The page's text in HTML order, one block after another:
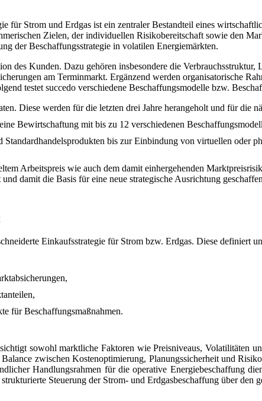
für Strom und Erdgas ist ein zentraler Bestandteil eines
Zielen, der individuellen Risikobereitschaft sowie den
der Beschaffungsstrategie in volatilen Energiemärkten.
des Kunden. Dazu gehören insbesondere die
am Terminmarkt. Ergänzend werden organisatorische
testet succedo verschiedene Beschaffungsmodelle bzw.
Diese werden für die letzten drei Jahre herangeholt und für die
Bewirtschaftung mit bis zu 12 verschiedenen
Standardhandelsprodukten bis zur Einbindung von virtuellen oder
Arbeitspreis wie auch dem damit einhergehenden
damit die Basis für eine neue strategische Ausrichtung geschaffen
Einkaufsstrategie für Strom bzw. Erdgas. Diese definiert
für Beschaffungsmaßnahmen.
sowohl marktliche Faktoren wie Preisniveaus, Volatilitäten
zwischen Kostenoptimierung, Planungssicherheit und
Handlungsrahmen für die operative Energiebeschaffung
Steuerung der Strom- und Erdgasbeschaffung über den